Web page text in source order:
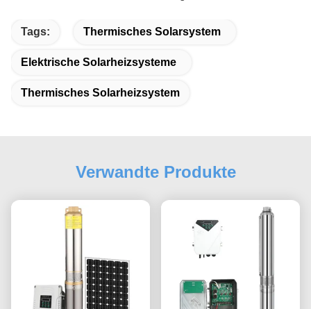
Tags: Thermisches Solarsystem
Elektrische Solarheizsysteme
Thermisches Solarheizsystem
Verwandte Produkte